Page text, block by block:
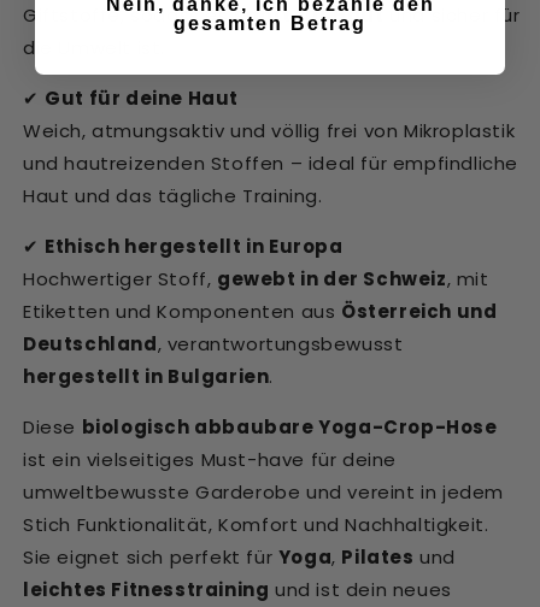
Giftstoffe, sodass essanft zur Haut und sicher für
die Umwelt ist.
✔ Gut für deine Haut
Weich, atmungsaktiv und völlig frei von Mikroplastik
und hautreizenden Stoffen – ideal für empfindliche
Haut und das tägliche Training.
✔ Ethisch hergestellt in Europa
Hochwertiger Stoff, gewebt in der Schweiz, mit
Etiketten und Komponenten aus Österreich und
Deutschland, verantwortungsbewusst
hergestellt in Bulgarien.
Diese biologisch abbaubare Yoga-Crop-Hose
ist ein vielseitiges Must-have für deine
umweltbewusste Garderobe und vereint in jedem
Stich Funktionalität, Komfort und Nachhaltigkeit.
Sie eignet sich perfekt für Yoga, Pilates und
leichtes Fitnesstraining und ist dein neues
Nein, danke, ich bezahle den
gesamten Betrag